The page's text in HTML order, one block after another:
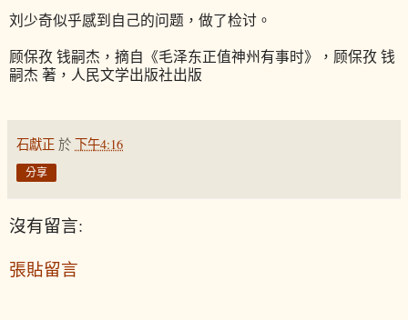
刘少奇似乎感到自己的问题，做了检讨。
顾保孜 钱嗣杰，摘自《毛泽东正值神州有事时》，顾保孜 钱
嗣杰 著，人民文学出版社出版
石獻正 於 下午4:16
分享
沒有留言:
張貼留言